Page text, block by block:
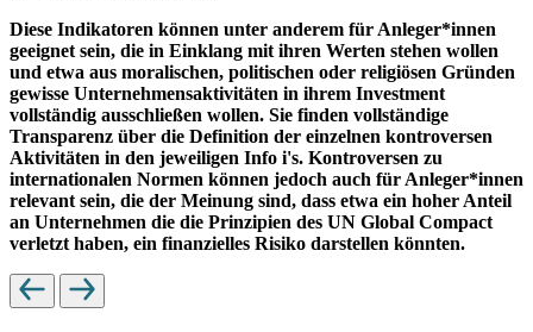
Diese Indikatoren können unter anderem für Anleger*innen
geeignet sein, die in Einklang mit ihren Werten stehen wollen
und etwa aus moralischen, politischen oder religiösen Gründen
gewisse Unternehmensaktivitäten in ihrem Investment
vollständig ausschließen wollen. Sie finden vollständige
Transparenz über die Definition der einzelnen kontroversen
Aktivitäten in den jeweiligen Info i's. Kontroversen zu
internationalen Normen können jedoch auch für Anleger*innen
relevant sein, die der Meinung sind, dass etwa ein hoher Anteil
an Unternehmen die die Prinzipien des UN Global Compact
verletzt haben, ein finanzielles Risiko darstellen könnten.